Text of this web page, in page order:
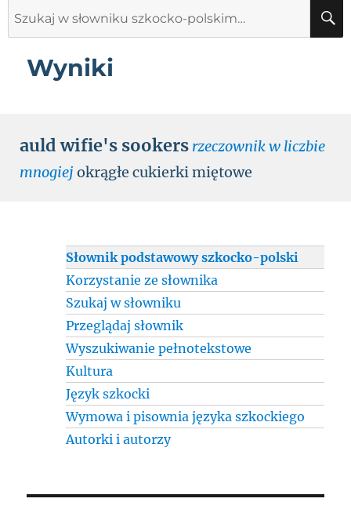
Wyniki
auld wifie's sookers rzeczownik w liczbie
mnogiej okrągłe cukierki miętowe
Słownik podstawowy szkocko-polski
Korzystanie ze słownika
Szukaj w słowniku
Przeglądaj słownik
Wyszukiwanie pełnotekstowe
Kultura
Język szkocki
Wymowa i pisownia języka szkockiego
Autorki i autorzy